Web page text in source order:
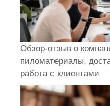
Обзор-отзыв о
пиломатериалы,
работа с клиентами